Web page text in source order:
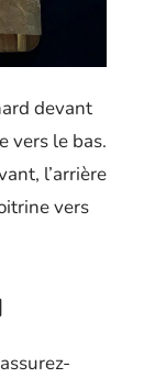
devant
vers le bas.
l’arrière
vers